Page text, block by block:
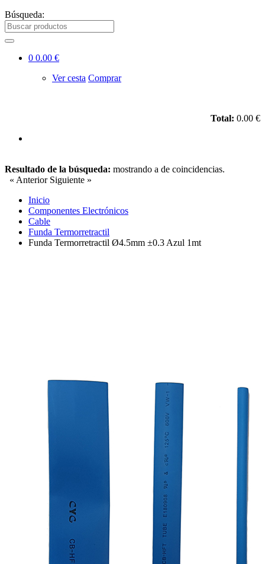
Búsqueda:
0 0.00 €
Ver cesta Comprar
Total: 0.00 €
Resultado de la búsqueda: mostrando a de coincidencias.
« Anterior Siguiente »
Inicio
Componentes Electrónicos
Cable
Funda Termorretractil
Funda Termorretractil Ø4.5mm ±0.3 Azul 1mt